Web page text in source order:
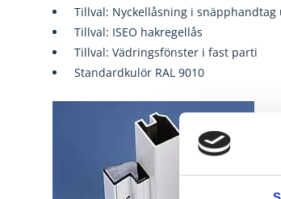
Tillval: Nyckellåsning i
Tillval: ISEO hakregellås
Tillval: Vädringsfönster i fast parti
Standardkulör RAL 9010